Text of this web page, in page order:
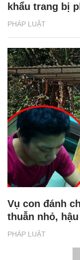
PHÁP LUẬT
khẩu trang bị
PHÁP LUẬT
Vụ con đánh
thuẫn nhỏ,